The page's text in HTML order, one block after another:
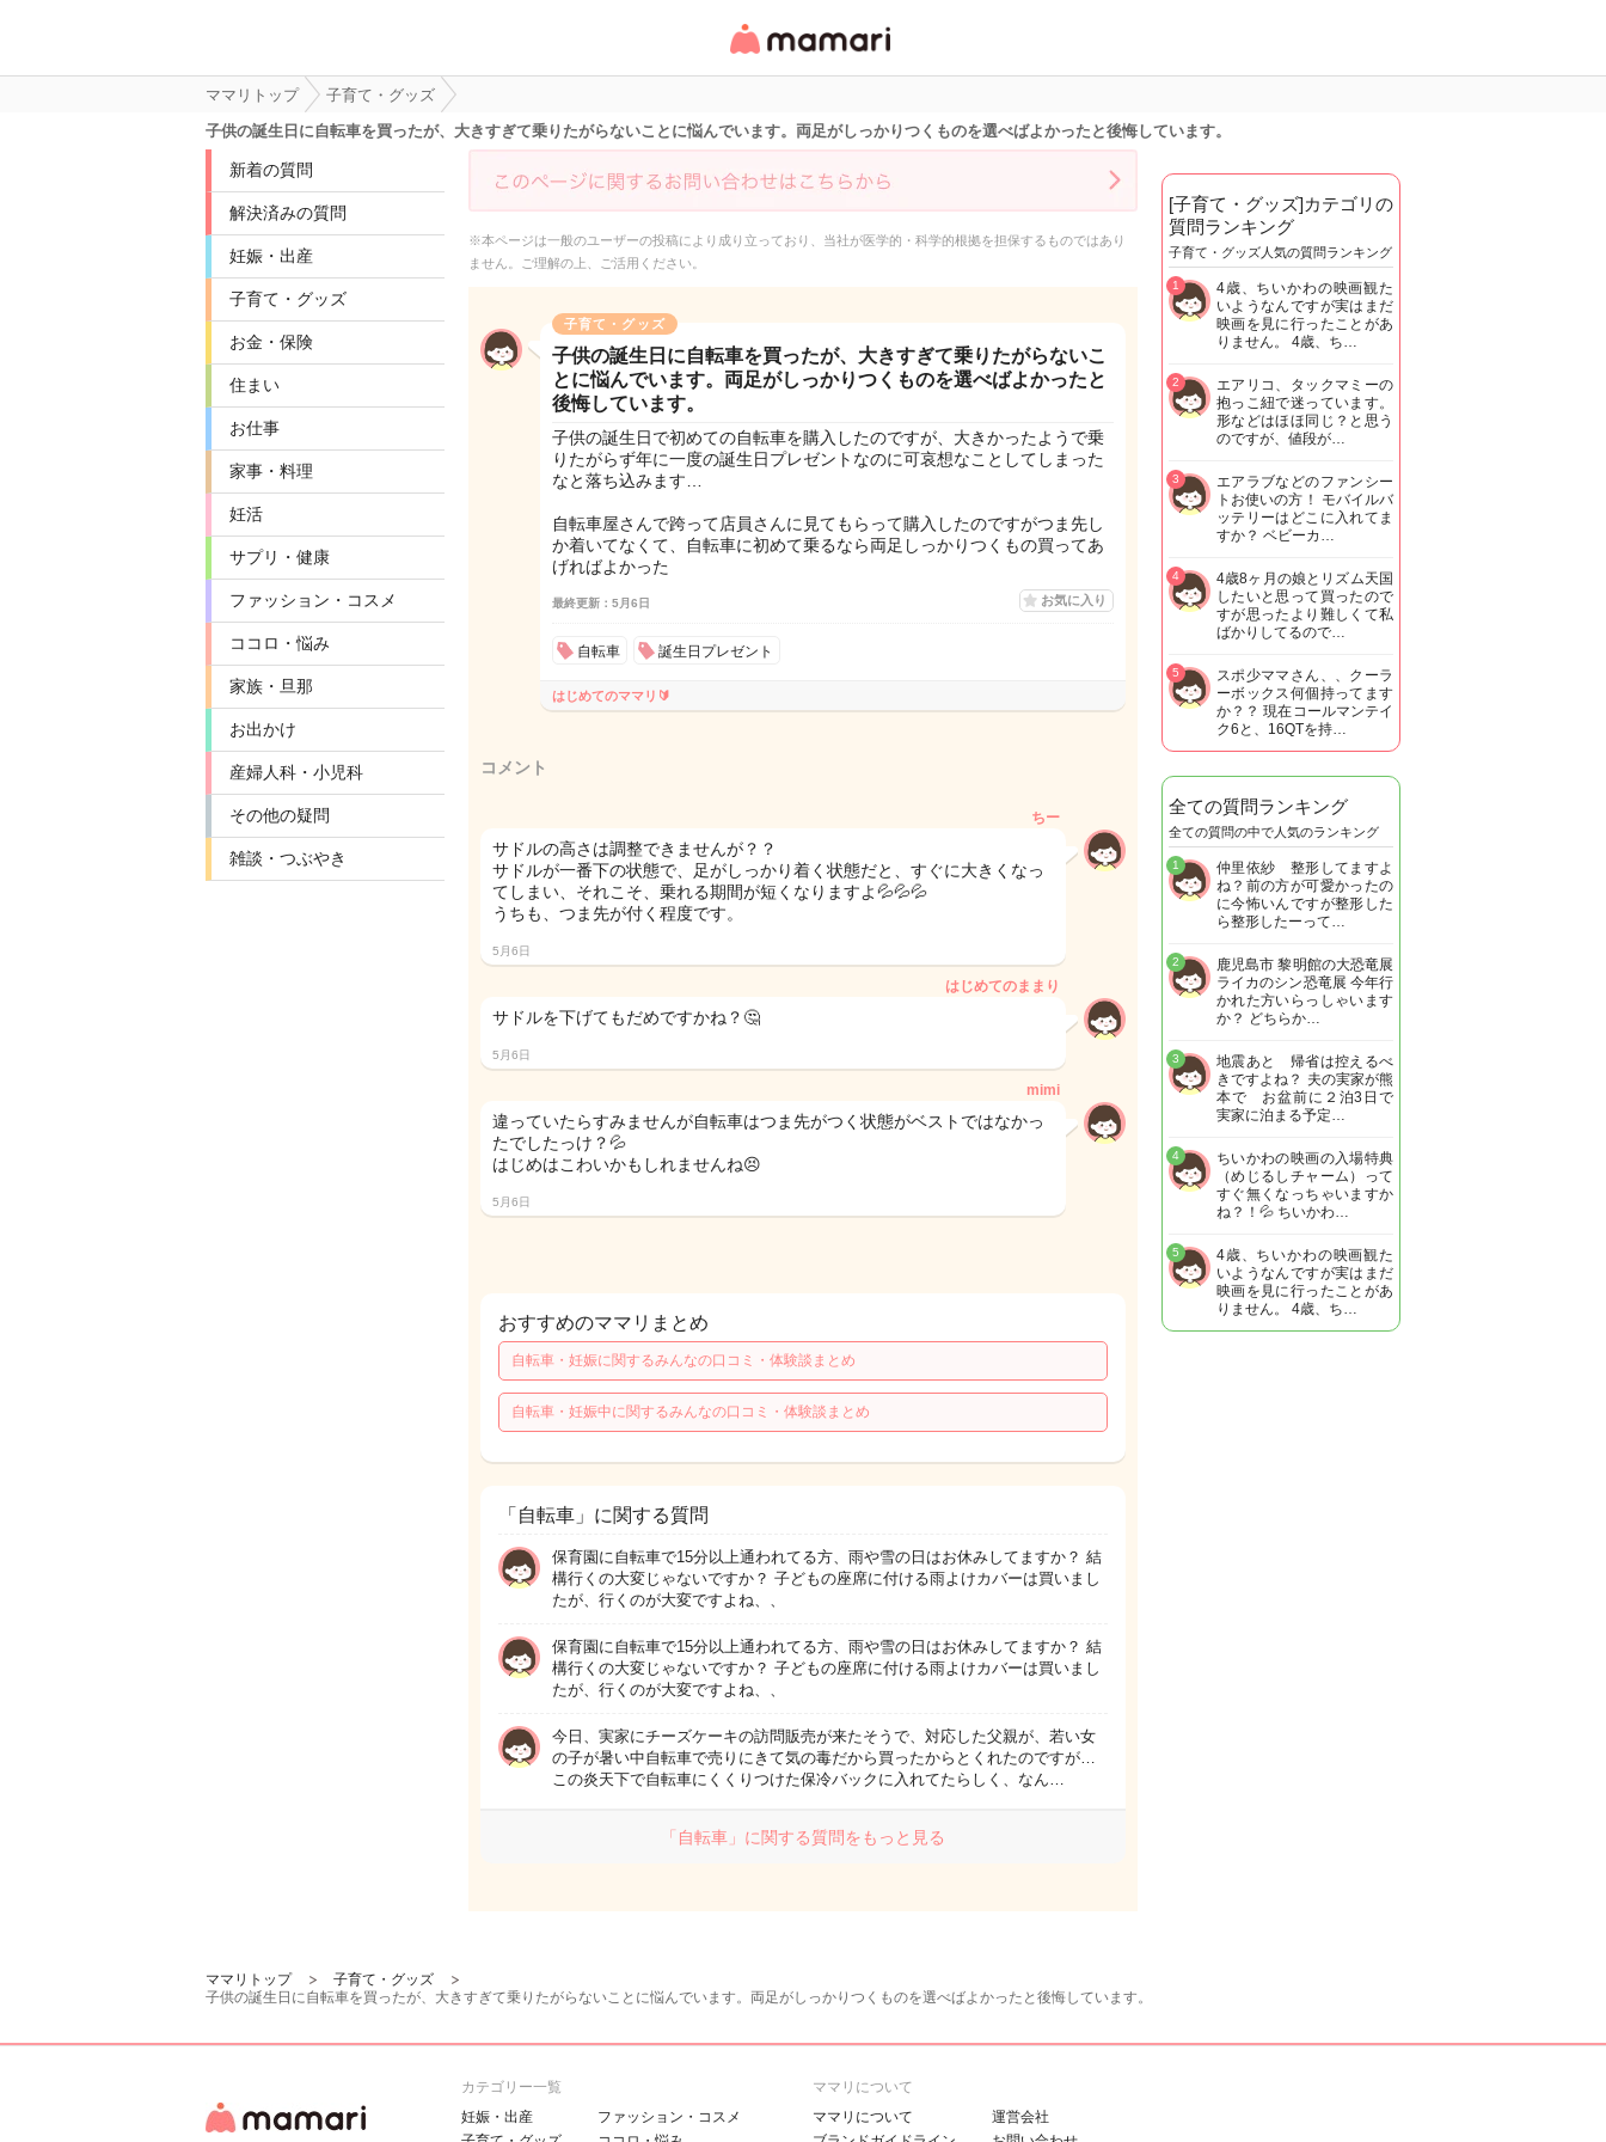
リ・情報サイト
ママリトップ
子育て・グッズ
子供の誕生日に自転車を買ったが、大きすぎて乗りたがらないことに悩んでいます。両足がしっかりつくものを選べばよかったと後悔しています。
新着の質問
解決済みの質問
妊娠・出産
子育て・グッズ
お金・保険
住まい
お仕事
家事・料理
妊活
サプリ・健康
ファッション・コスメ
ココロ・悩み
家族・旦那
お出かけ
産婦人科・小児科
その他の疑問
雑談・つぶやき
※本ページは一般のユーザーの投稿により成り立っており、当社が医学的・科学的根拠を担保するものではあり
ません。ご理解の上、ご活用ください。
子育て・グッズ
子供の誕生日に自転車を買ったが、大きすぎて乗りたがらないこ
とに悩んでいます。両足がしっかりつくものを選べばよかったと
後悔しています。
子供の誕生日で初めての自転車を購入したのですが、大きかったようで乗
りたがらず年に一度の誕生日プレゼントなのに可哀想なことしてしまった
なと落ち込みます…
自転車屋さんで跨って店員さんに見てもらって購入したのですがつま先し
か着いてなくて、自転車に初めて乗るなら両足しっかりつくもの買ってあ
げればよかった
最終更新：5月6日 お気に入り
自転車 誕生日プレゼント
はじめてのママリ🔰
コメント
ちー
サドルの高さは調整できませんが？？
サドルが一番下の状態で、足がしっかり着く状態だと、すぐに大きくなっ
てしまい、それこそ、乗れる期間が短くなりますよ💦💦💦
うちも、つま先が付く程度です。
5月6日
はじめてのままり
サドルを下げてもだめですかね？🤔
5月6日
mimi
違っていたらすみませんが自転車はつま先がつく状態がベストではなかっ
たでしたっけ？💦
はじめはこわいかもしれませんね😣
5月6日
おすすめのママリまとめ
自転車・妊娠に関するみんなの口コミ・体験談まとめ
自転車・妊娠中に関するみんなの口コミ・体験談まとめ
「自転車」に関する質問
保育園に自転車で15分以上通われてる方、雨や雪の日はお休みしてますか？ 結
構行くの大変じゃないですか？ 子どもの座席に付ける雨よけカバーは買いまし
たが、行くのが大変ですよね、、
保育園に自転車で15分以上通われてる方、雨や雪の日はお休みしてますか？ 結
構行くの大変じゃないですか？ 子どもの座席に付ける雨よけカバーは買いまし
たが、行くのが大変ですよね、、
今日、実家にチーズケーキの訪問販売が来たそうで、対応した父親が、若い女
の子が暑い中自転車で売りにきて気の毒だから買ったからとくれたのですが…
この炎天下で自転車にくくりつけた保冷バックに入れてたらしく、なん…
「自転車」に関する質問をもっと見る
[子育て・グッズ]カテゴリの
質問ランキング
子育て・グッズ人気の質問ランキング
4歳、ちいかわの映画観た
いようなんですが実はまだ
映画を見に行ったことがあ
りません。 4歳、ち…
1
エアリコ、タックマミーの
抱っこ紐で迷っています。
形などはほほ同じ？と思う
のですが、値段が…
2
エアラブなどのファンシー
トお使いの方！ モバイルバ
ッテリーはどこに入れてま
すか？ ベビーカ…
3
4歳8ヶ月の娘とリズム天国
したいと思って買ったので
すが思ったより難しくて私
ばかりしてるので…
4
スポ少ママさん、、クーラ
ーボックス何個持ってます
か？？ 現在コールマンテイ
ク6と、16QTを持…
5
全ての質問ランキング
全ての質問の中で人気のランキング
仲里依紗 整形してますよ
ね？前の方が可愛かったの
に今怖いんですが整形した
ら整形したーって…
1
鹿児島市 黎明館の大恐竜展
ライカのシン恐竜展 今年行
かれた方いらっしゃいます
か？ どちらか…
2
地震あと 帰省は控えるべ
きですよね？ 夫の実家が熊
本で お盆前に２泊3日で
実家に泊まる予定…
3
ちいかわの映画の入場特典
（めじるしチャーム）って
すぐ無くなっちゃいますか
ね？！💦 ちいかわ…
4
4歳、ちいかわの映画観た
いようなんですが実はまだ
映画を見に行ったことがあ
りません。 4歳、ち…
5
ママリトップ
子育て・グッズ
子供の誕生日に自転車を買ったが、大きすぎて乗りたがらないことに悩んでいます。両足がしっかりつくものを選べばよかったと後悔しています。
カテゴリー一覧
妊娠・出産
ファッション・コスメ
ママリについて
ママリについて
運営会社